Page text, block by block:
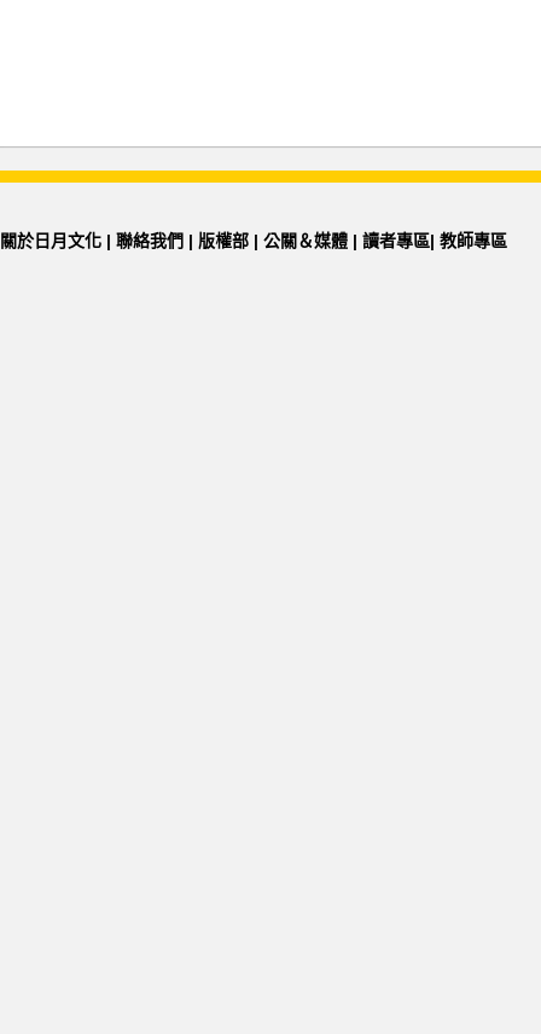
關於日月文化 | 聯絡我們 | 版權部 | 公關＆媒體 | 讀者專區| 教師專區